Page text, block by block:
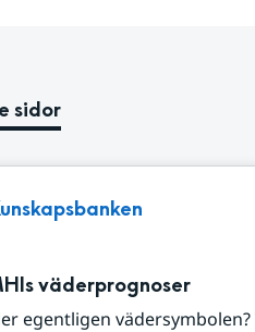
sidor
väderprognoser
egentligen